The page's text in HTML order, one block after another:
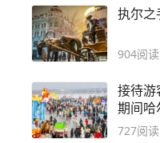
执尔之
904阅读
接待游
期间哈
727阅读